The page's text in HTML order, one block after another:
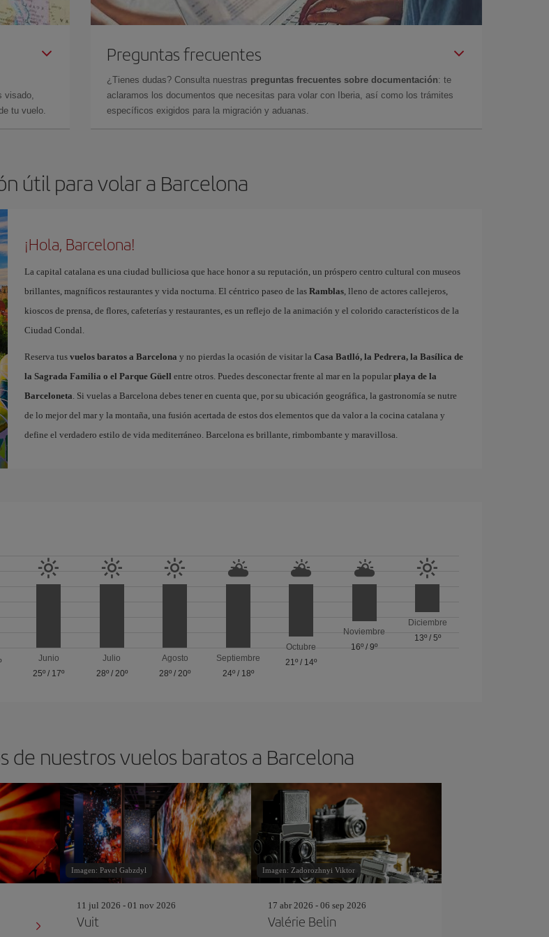
visado,
tu vuelo.
Preguntas frecuentes
¿Tienes dudas? Consulta nuestras preguntas frecuentes sobre documentación: te
aclaramos los documentos que necesitas para volar con Iberia, así como los trámites
específicos exigidos para la migración y aduanas.
útil para volar a Barcelona
¡Hola, Barcelona!
La capital catalana es una ciudad bulliciosa que hace honor a su reputación, un próspero centro cultural con museos
brillantes, magníficos restaurantes y vida nocturna. El céntrico paseo de las Ramblas, lleno de actores callejeros,
kioscos de prensa, de flores, cafeterías y restaurantes, es un reflejo de la animación y el colorido característicos de la
Ciudad Condal.
Reserva tus vuelos baratos a Barcelona y no pierdas la ocasión de visitar la Casa Batlló, la Pedrera, la Basílica de
la Sagrada Familia o el Parque Güell entre otros. Puedes desconectar frente al mar en la popular playa de la
Barceloneta. Si vuelas a Barcelona debes tener en cuenta que, por su ubicación geográfica, la gastronomía se nutre
de lo mejor del mar y la montaña, una fusión acertada de estos dos elementos que da valor a la cocina catalana y
define el verdadero estilo de vida mediterráneo. Barcelona es brillante, rimbombante y maravillosa.
Junio
25º / 17º
Julio
28º/ 20º
Agosto
28º /20º
Septiembre
24º/ 18º
Octubre
21º / 14º
Noviembre
16º /9º
Diciembre
13º/ 5º
de nuestros vuelos baratos a Barcelona
Imagen: Pavel Gabzdyl
11 jul 2026 - 01 nov 2026
Vuit
Imagen: Zadorozhnyi Viktor
17 abr 2026 - 06 sep 2026
Valérie Belin